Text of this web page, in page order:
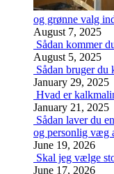
og grønne valg
August 7, 2025
Sådan kommer
August 5, 2025
Sådan bruger
January 29, 2025
Hvad er
January 21, 2025
Sådan laver du
og personlig væg
June 19, 2026
Skal jeg vælge
June 17, 2026